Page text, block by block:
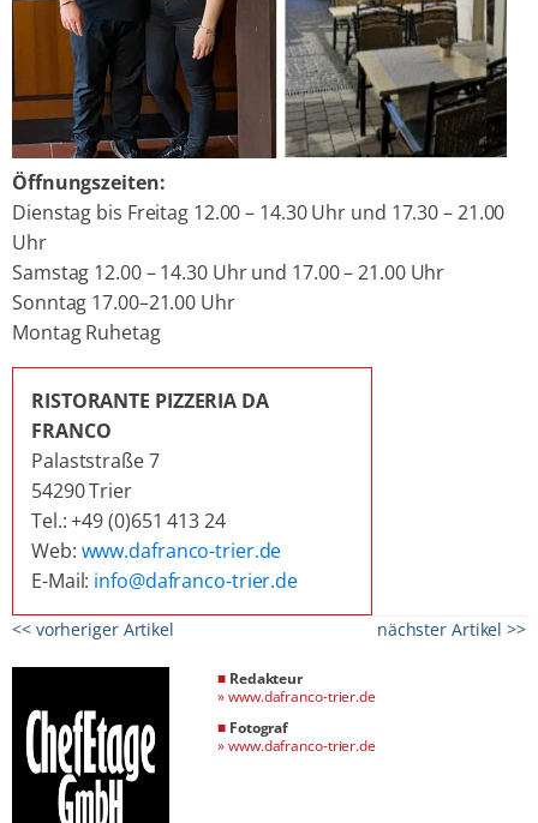
Öffnungszeiten:
Dienstag bis Freitag 12.00 – 14.30 Uhr und 17.30 – 21.00
Uhr
Samstag 12.00 – 14.30 Uhr und 17.00 – 21.00 Uhr
Sonntag 17.00–21.00 Uhr
Montag Ruhetag
RISTORANTE PIZZERIA DA
FRANCO
Palaststraße 7
54290 Trier
Tel.: +49 (0)651 413 24
Web: www.dafranco-trier.de
E-Mail: info@dafranco-trier.de
<< vorheriger Artikel nächster Artikel >>
■ Redakteur
»www.dafranco-trier.de
■ Fotograf
»www.dafranco-trier.de